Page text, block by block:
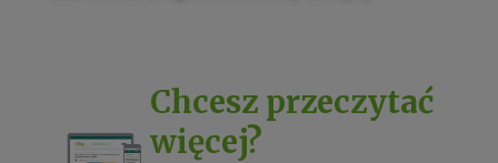
Chcesz przeczytać
więcej?